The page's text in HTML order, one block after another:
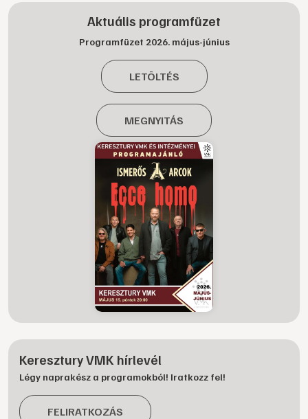
Aktuális programfüzet
Programfüzet 2026. május-június
LETÖLTÉS
MEGNYITÁS
Keresztury VMK hírlevél
Légy naprakész a programokból! Iratkozz fel!
FELIRATKOZÁS